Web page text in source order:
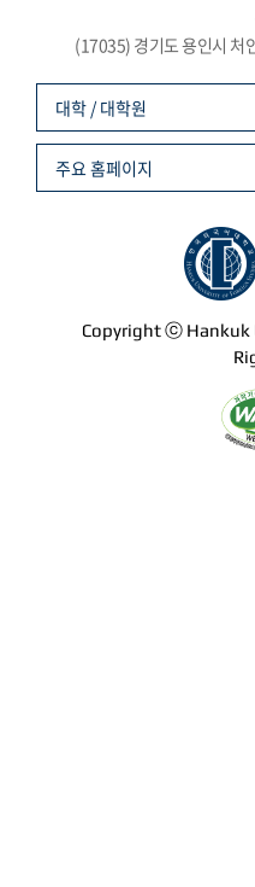
(17035) 경기도 용인시 처
Copyright ⓒ Hankuk
대학 / 대학원
주요 홈페이지